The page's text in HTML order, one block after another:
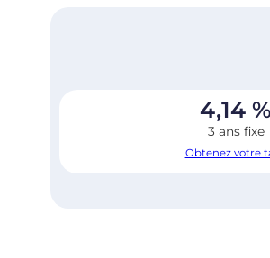
4,14 %
3 ans fixe
Obtenez votre